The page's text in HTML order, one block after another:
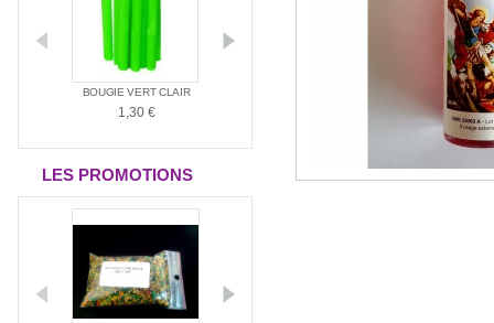
BOUGIE VERT CLAIR
1,30 €
BOUGIE
1,30 €
LES PROMOTIONS